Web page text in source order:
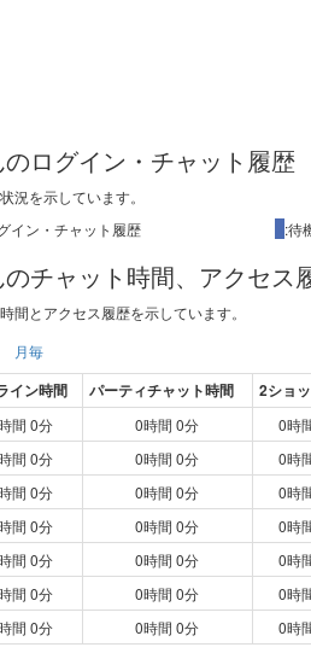
のログイン・チャット履歴
況を示しています。
:待
のチャット時間、アクセス
間とアクセス履歴を示しています。
月毎
イン時間 パーティチャット時間 2ショ
間 0分 0時間 0分 0時
間 0分 0時間 0分 0時
間 0分 0時間 0分 0時
間 0分 0時間 0分 0時
間 0分 0時間 0分 0時
間 0分 0時間 0分 0時
間 0分 0時間 0分 0時